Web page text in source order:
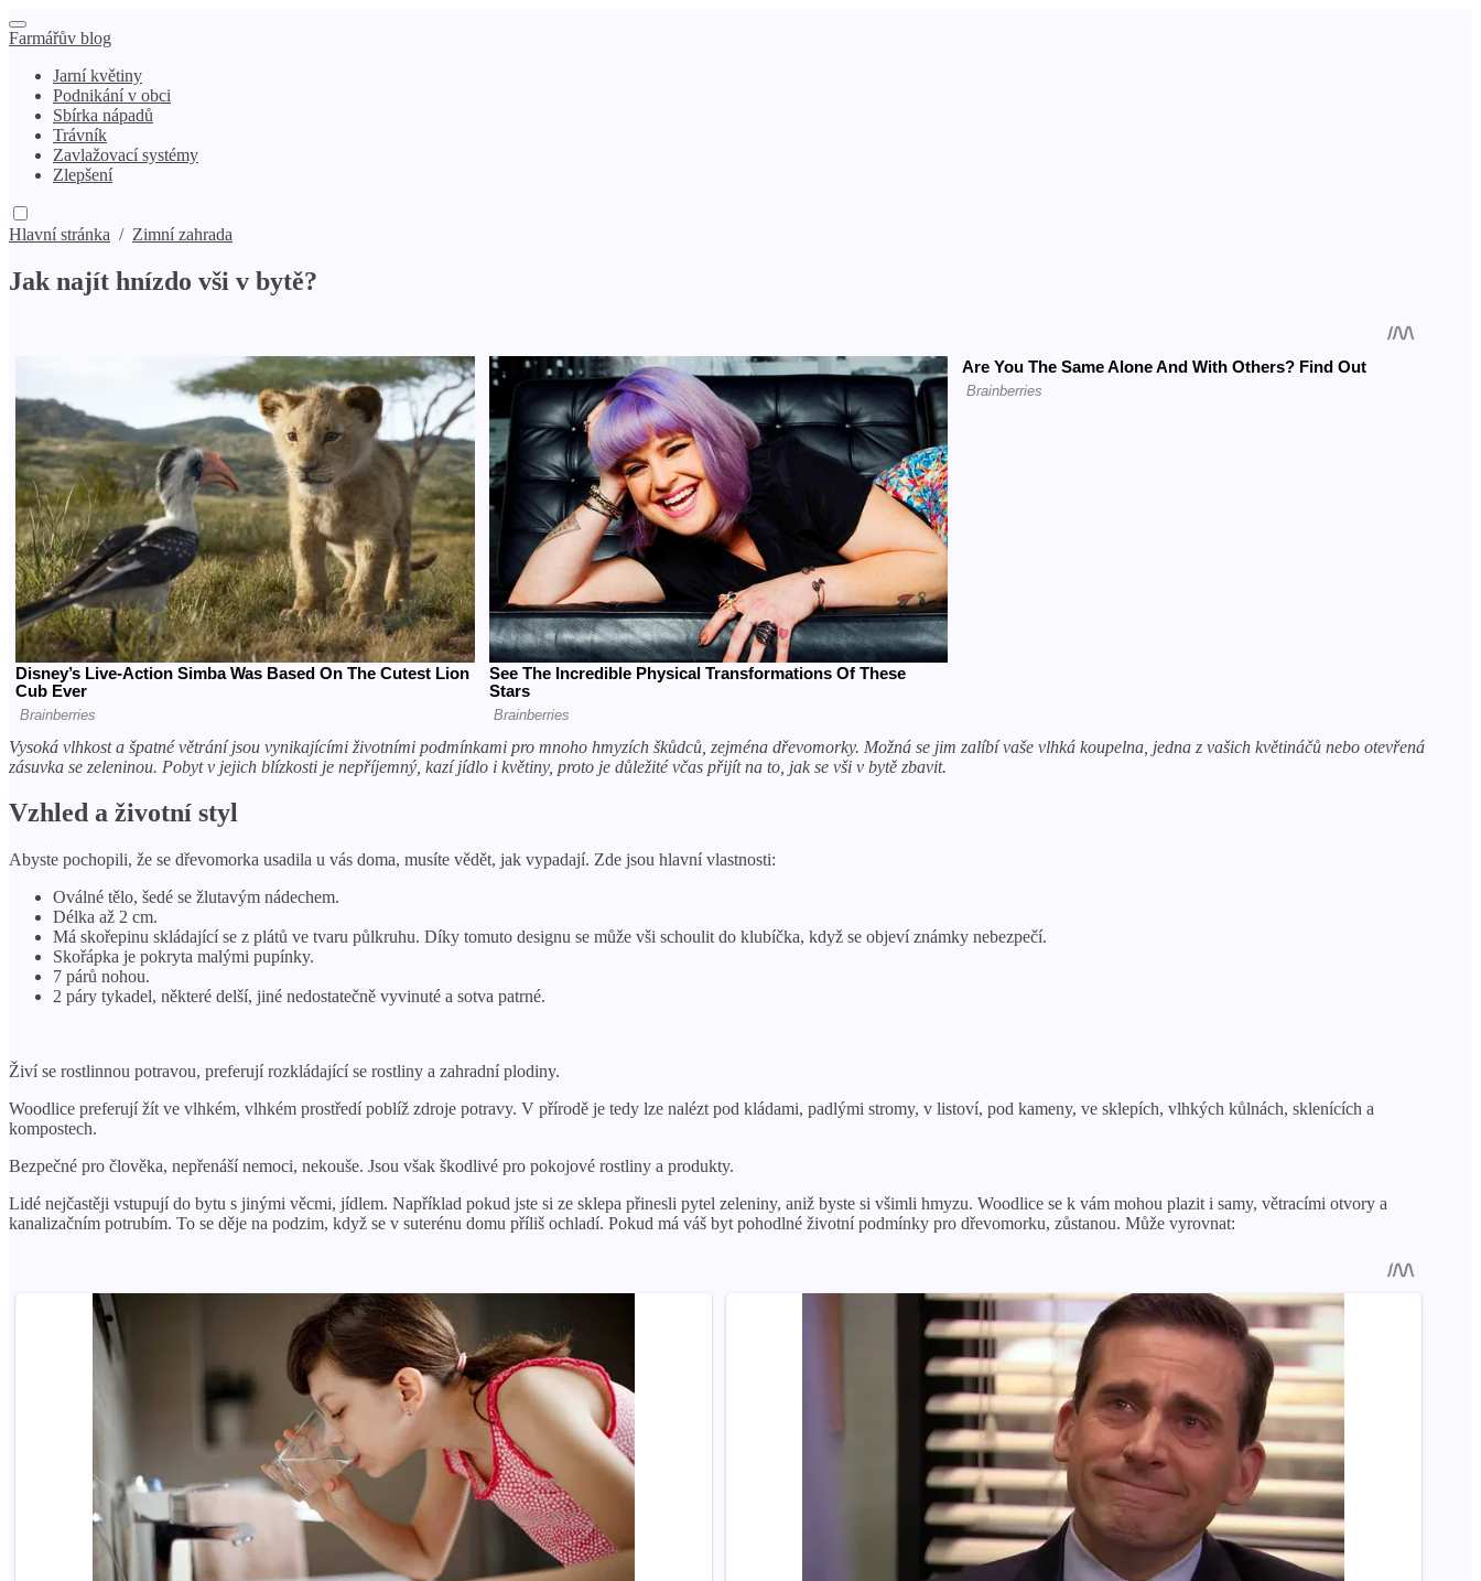
Farmářův blog
Jarní květiny
Podnikání v obci
Sbírka nápadů
Trávník
Zavlažovací systémy
Zlepšení
Hlavní stránka / Zimní zahrada
Jak najít hnízdo vši v bytě?
Vysoká vlhkost a špatné větrání jsou vynikajícími životními podmínkami pro mnoho hmyzích škůdců, zejména dřevomorky. Možná se jim zalíbí vaše vlhká koupelna, jedna z vašich květináčů nebo otevřená
zásuvka se zeleninou. Pobyt v jejich blízkosti je nepříjemný, kazí jídlo i květiny, proto je důležité včas přijít na to, jak se vši v bytě zbavit.
Vzhled a životní styl
Abyste pochopili, že se dřevomorka usadila u vás doma, musíte vědět, jak vypadají. Zde jsou hlavní vlastnosti:
Oválné tělo, šedé se žlutavým nádechem.
Délka až 2 cm.
Má skořepinu skládající se z plátů ve tvaru půlkruhu. Díky tomuto designu se může vši schoulit do klubíčka, když se objeví známky nebezpečí.
Skořápka je pokryta malými pupínky.
7 párů nohou.
2 páry tykadel, některé delší, jiné nedostatečně vyvinuté a sotva patrné.
Živí se rostlinnou potravou, preferují rozkládající se rostliny a zahradní plodiny.
Woodlice preferují žít ve vlhkém, vlhkém prostředí poblíž zdroje potravy. V přírodě je tedy lze nalézt pod kládami, padlými stromy, v listoví, pod kameny, ve sklepích, vlhkých kůlnách, sklenících a
kompostech.
Bezpečné pro člověka, nepřenáší nemoci, nekouše. Jsou však škodlivé pro pokojové rostliny a produkty.
Lidé nejčastěji vstupují do bytu s jinými věcmi, jídlem. Například pokud jste si ze sklepa přinesli pytel zeleniny, aniž byste si všimli hmyzu. Woodlice se k vám mohou plazit i samy, větracími otvory a
kanalizačním potrubím. To se děje na podzim, když se v suterénu domu příliš ochladí. Pokud má váš byt pohodlné životní podmínky pro dřevomorku, zůstanou. Může vyrovnat: